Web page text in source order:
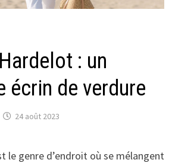
: un
écrin de verdure
24 août 2023
le genre d’endroit où se mélangent